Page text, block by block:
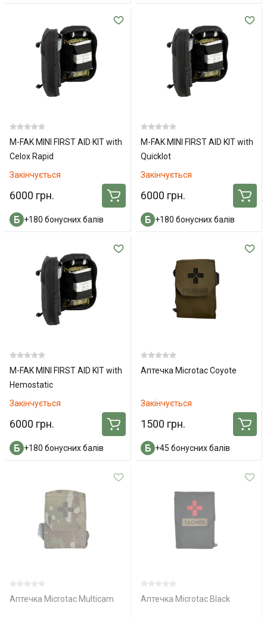
M-FAK MINI FIRST AID KIT with
Celox Rapid
Закінчується
6000 грн.
+180 бонусних балів
M-FAK MINI FIRST AID KIT with
Quicklot
Закінчується
6000 грн.
+180 бонусних балів
M-FAK MINI FIRST AID KIT with
Hemostatic
Закінчується
6000 грн.
+180 бонусних балів
Аптечка Microtac Coyote
Закінчується
1500 грн.
+45 бонусних балів
Аптечка Microtac Multicam Аптечка Microtac Black